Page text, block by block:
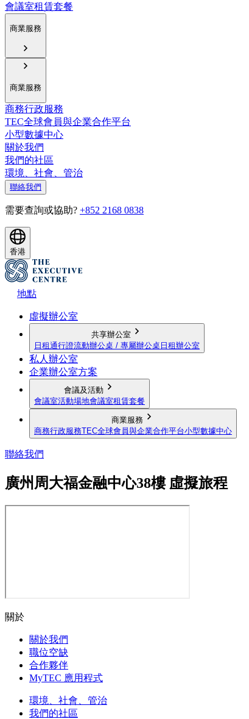
會議室租賃套餐
商業服務
商業服務
商務行政服務
TEC全球會員與企業合作平台
小型數據中心
關於我們
我們的社區
環境、社會、管治
聯絡我們
需要查詢或協助? +852 2168 0838
香港
地點
虛擬辦公室
共享辦公室
日租通行證流動辦公桌 / 專屬辦公桌 日租辦公室
私人辦公室
企業辦公室方案
會議及活動
會議室活動場地會議室租賃套餐
商業服務
商務行政服務TEC全球會員與企業合作平台小型數據中心
聯絡我們
廣州周大福金融中心38樓 虛擬旅程
關於
關於我們
職位空缺
合作夥伴
MyTEC 應用程式
環境、社會、管治
我們的社區